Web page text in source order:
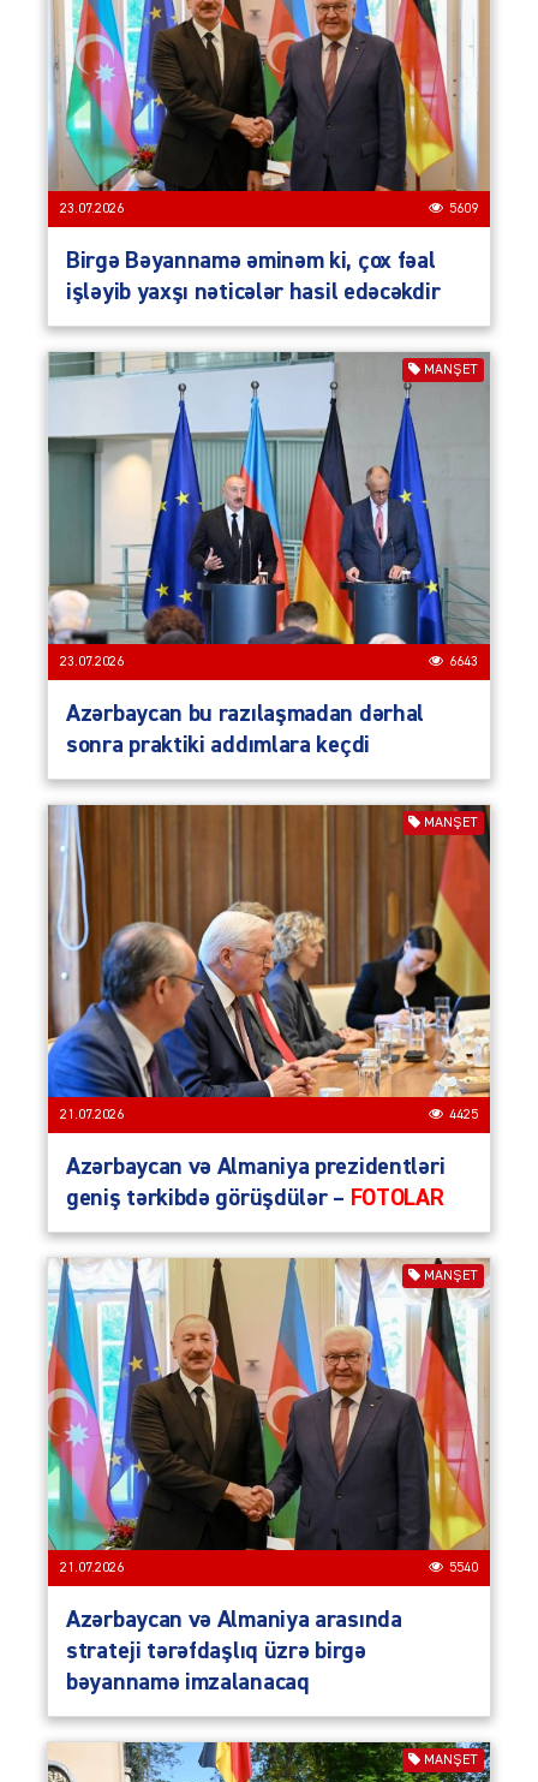
23.07.2026 5609
Birgə Bəyannamə əminəm ki, çox fəal
işləyib yaxşı nəticələr hasil edəcəkdir
MANŞET
23.07.2026 6643
Azərbaycan bu razılaşmadan dərhal
sonra praktiki addımlara keçdi
MANŞET
21.07.2026 4425
Azərbaycan və Almaniya prezidentləri
geniş tərkibdə görüşdülər – FOTOLAR
MANŞET
21.07.2026 5540
Azərbaycan və Almaniya arasında
strateji tərəfdaşlıq üzrə birgə
bəyannamə imzalanacaq
MANŞET